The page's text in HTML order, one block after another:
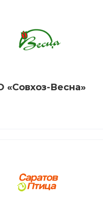
«Совхоз-Весна»